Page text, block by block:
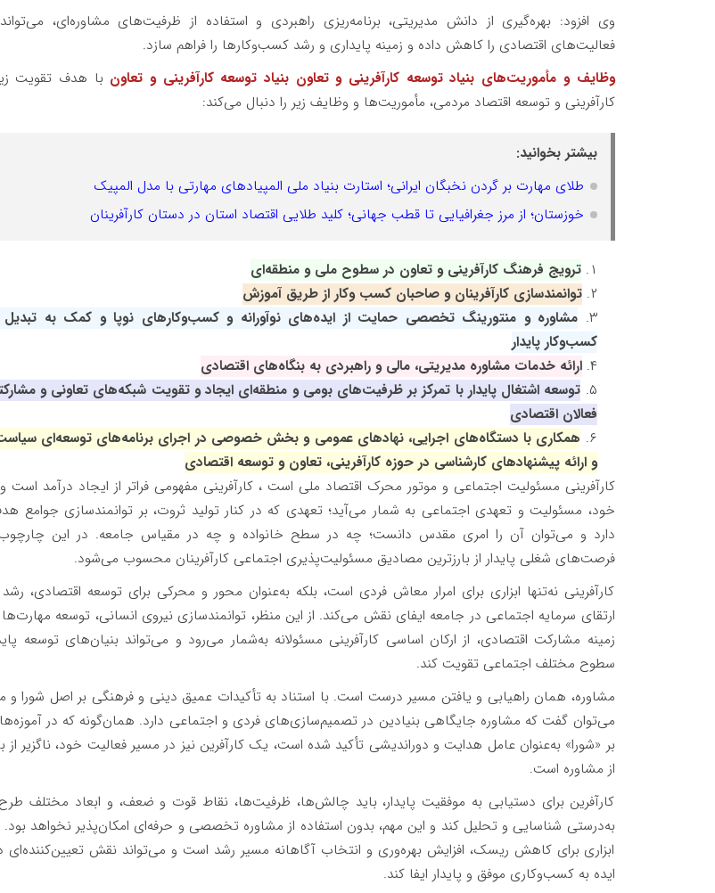
وی افزود: بهره‌گیری از دانش مدیریتی، برنامه‌ریزی راهبردی و استفاده از ظرفیت‌های مشاوره‌ای،
فعالیت‌های اقتصادی را کاهش داده و زمینه پایداری و رشد کسب‌وکارها را فراهم سازد.
وظایف و مأموریت‌های بنیاد توسعه کارآفرینی و تعاون بنیاد توسعه کارآفرینی و تعاون با هدف تقویت
کارآفرینی و توسعه اقتصاد مردمی، مأموریت‌ها و وظایف زیر را دنبال می‌کند:
بیشتر بخوانید:
طلای مهارت بر گردن نخبگان ایرانی؛ استارت بنیاد ملی المپیادهای مهارتی با مدل المپیک
خوزستان؛ از مرز جغرافیایی تا قطب جهانی؛ کلید طلایی اقتصاد استان در دستان کارآفرینان
ترویج فرهنگ کارآفرینی و تعاون در سطوح ملی و منطقه‌ای
توانمندسازی کارآفرینان و صاحبان کسب‌ وکار از طریق آموزش
مشاوره و منتورینگ تخصصی حمایت از ایده‌های نوآورانه و کسب‌وکارهای نوپا و کمک به تبدیل
کسب‌وکار پایدار
ارائه خدمات مشاوره مدیریتی، مالی و راهبردی به بنگاه‌های اقتصادی
توسعه اشتغال پایدار با تمرکز بر ظرفیت‌های بومی و منطقه‌ای ایجاد و تقویت شبکه‌های تعاونی و
فعالان اقتصادی
همکاری با دستگاه‌های اجرایی، نهادهای عمومی و بخش خصوصی در اجرای برنامه‌های توسعه‌ای
و ارائه پیشنهادهای کارشناسی در حوزه کارآفرینی، تعاون و توسعه اقتصادی
کارآفرینی مسئولیت اجتماعی و موتور محرک اقتصاد ملی است ، کارآفرینی مفهومی فراتر از ایجاد درآمد است
خود، مسئولیت و تعهدی اجتماعی به شمار می‌آید؛ تعهدی که در کنار تولید ثروت، بر توانمندسازی جوامع
دارد و می‌توان آن را امری مقدس دانست؛ چه در سطح خانواده و چه در مقیاس جامعه. در این
فرصت‌های شغلی پایدار از بارزترین مصادیق مسئولیت‌پذیری اجتماعی کارآفرینان محسوب می‌شود.
کارآفرینی نه‌تنها ابزاری برای امرا‌ر معاش فردی است، بلکه به‌عنوان محور و محرکی برای توسعه اقتصادی،
ارتقای سرمایه اجتماعی در جامعه ایفای نقش می‌کند. از این منظر، توانمندسازی نیروی انسانی، توسعه
زمینه مشارکت اقتصادی، از ارکان اساسی کارآفرینی مسئولانه به‌شمار می‌رود و می‌تواند بنیان‌های توسعه
سطوح مختلف اجتماعی تقویت کند.
مشاوره، همان راهیابی و یافتن مسیر درست است. با استناد به تأکیدات عمیق دینی و فرهنگی بر اصل شورا و
می‌توان گفت که مشاوره جایگاهی بنیادین در تصمیم‌سازی‌های فردی و اجتماعی دارد. همان‌گونه که در
بر «شورا» به‌عنوان عامل هدایت و دوراندیشی تأکید شده است، یک کارآفرین نیز در مسیر فعالیت خود، ناگزیر از
از مشاوره است.
کارآفرین برای دستیابی به موفقیت پایدار، باید چالش‌ها، ظرفیت‌ها، نقاط قوت و ضعف، و ابعاد مختلف
به‌درستی شناسایی و تحلیل کند و این مهم، بدون استفاده از مشاوره تخصصی و حرفه‌ای امکان‌پذیر نخواهد بود.
ابزاری برای کاهش ریسک، افزایش بهره‌وری و انتخاب آگاهانه مسیر رشد است و می‌تواند نقش تعیین‌کننده‌ای
ایده به کسب‌وکاری موفق و پایدار ایفا کند.